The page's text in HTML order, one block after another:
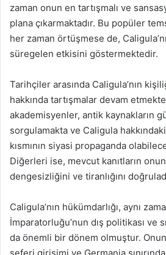
zaman onun en tartışmalı ve
plana çıkarmaktadır. Bu popüler
her zaman örtüşmese de,
süregelen etkisini göstermektedir.
Tarihçiler arasında Caligula’nın
hakkında tartışmalar devam
akademisyenler, antik kaynakların
sorgulamakta ve Caligula
kısmının siyasi propaganda
Diğerleri ise, mevcut kanıtların
dengesizliğini ve tiranlığını
Caligula’nın hükümdarlığı, aynı
İmparatorluğu’nun dış politikası ve
da önemli bir dönem olmuştur. Onun